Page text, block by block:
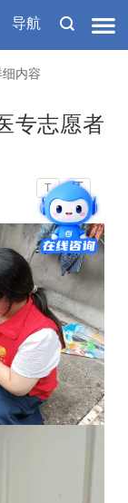
导航
细内容
专志愿者
T T